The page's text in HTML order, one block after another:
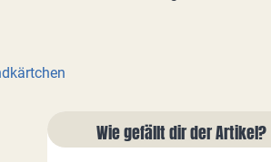
Wie gefällt dir der Artikel?